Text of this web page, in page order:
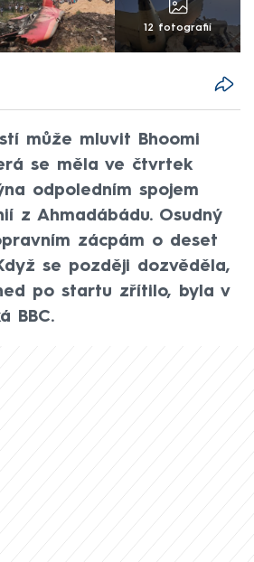
12 fotografií
může mluvit Bhoomi
se měla ve čtvrtek
odpoledním spojem
z Ahmadábádu. Osudný
zácpám o deset
se později dozvěděla,
po startu zřítilo, byla v
BBC.